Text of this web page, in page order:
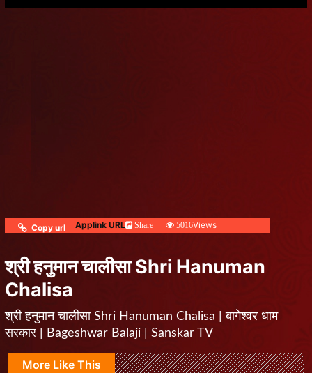
Copy url Applink URL Share 5016Views
श्री हनुमान चालीसा Shri Hanuman
Chalisa
श्री हनुमान चालीसा Shri Hanuman Chalisa | बागेश्वर धाम
सरकार | Bageshwar Balaji | Sanskar TV
More Like This